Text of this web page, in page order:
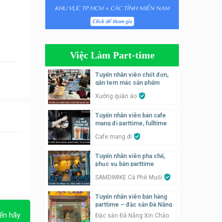
hãy
Tuyển nhân viên tiếp thực,
phục vụ bàn
– hỗ trợ ăn ở
Quán bánh đa cua
parttime
Tuyển nhân viên bán hàng
parttime
Húp Tea
Tuyển nhân viên pha chế
tiệm trà sữa
TRÀ SỮA THÁI LAN
Việc Làm Part-time
Tuyển nhân viên chốt đơn,
gắn tem mác sản phẩm
Xưởng quần áo
Tuyển nhân viên bán cafe
mang đi parttime, fulltime
Cafe mang đi
Tuyển nhân viên pha chế,
phục vụ bàn parttime
SAMDIMIKE Cà Phê Muối
Tuyển nhân viên bán hàng
parttime – đặc sản Đà Nẵng
Đặc sản Đà Nẵng Xin Chào